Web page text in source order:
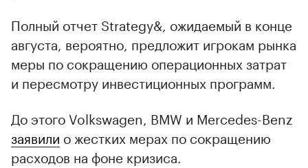
Полный отчет Strategy&, ожидаемый в конце
августа, вероятно, предложит игрокам рынка
меры по сокращению операционных затрат
и пересмотру инвестиционных программ.
До этого Volkswagen, BMW и Mercedes-Benz
заявили о жестких мерах по сокращению
расходов на фоне кризиса.